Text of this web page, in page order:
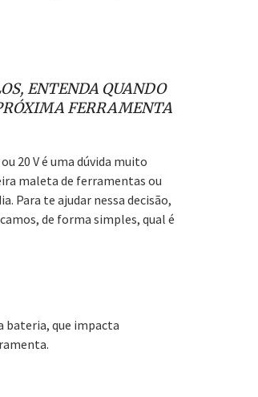
ENTENDA QUANDO
FERRAMENTA
20 V é uma dúvida muito
maleta de ferramentas ou
Para te ajudar nessa decisão,
de forma simples, qual é
bateria, que impacta